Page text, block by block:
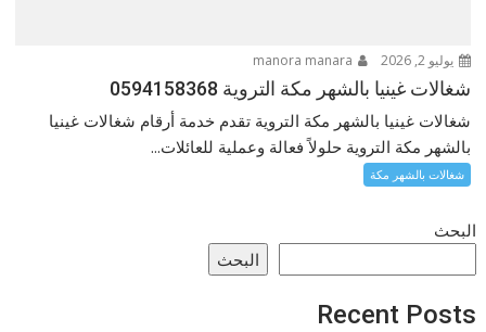
يوليو 2, 2026
شغالات غينيا بالشهر مكة التروية 0594158368
شغالات غينيا بالشهر مكة التروية تقدم خدمة أرقام شغالات غينيا
بالشهر مكة التروية حلولاً فعالة وعملية للعائلات...
شغالات بالشهر مكة
البحث
البحث
Recent Posts